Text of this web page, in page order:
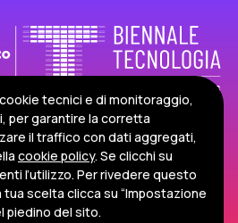
10129 Torino, Italia
tecnici e di monitoraggio,
per garantire la corretta
il traffico con dati aggregati,
cookie policy. Se clicchi su
l’utilizzo. Per rivedere questo
tua scelta clicca su “Impostazione
piedino del sito.